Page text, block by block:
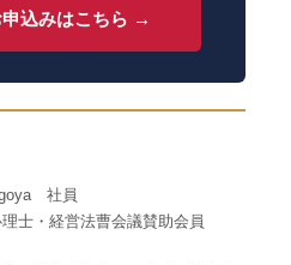
込みはこちら →
社員
士・経営法曹会議賛助会員